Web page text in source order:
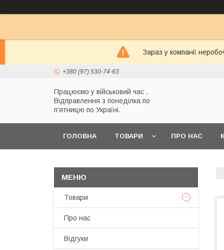
Зараз у компанії
+380 (97) 530-74-63
Працюємо у військовий час .
Відправлення з понеділка по
п'ятницю по Україні.
ГОЛОВНА ТОВАРИ ПРО НАС
Товари
Про нас
Відгуки